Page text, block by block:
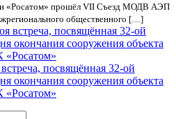
«Росатом» прошёл VII Cъезд МОДВ АЭП
общественного […]
посвящённая 32-ой
окончания сооружения объекта
«Росатом»